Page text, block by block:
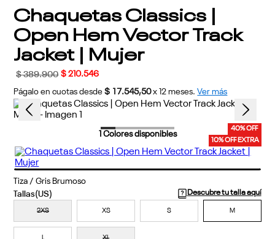
Chaquetas Classics |
Open Hem Vector Track
Jacket | Mujer
$ 389.900 $ 210.546
Págalo en cuotas desde $ 17.545,50 x 12 meses. Ver más
40% OFF
10% OFF EXTRA
Colores disponibles
Tiza / Gris Brumoso
Descubre tu talla aquí
2XS XS S M